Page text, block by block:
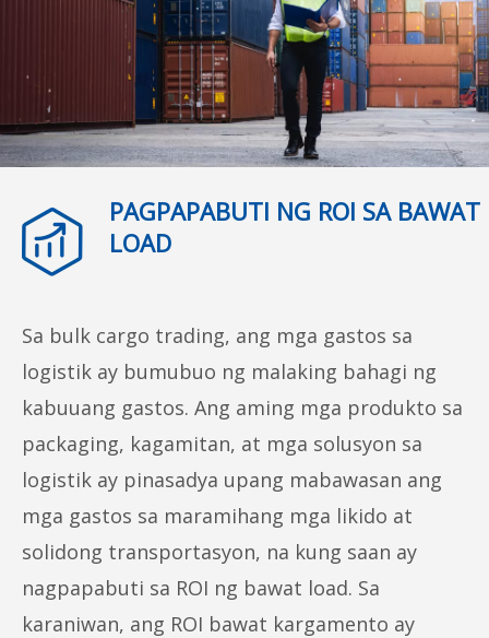
PAGPAPABUTI NG ROI SA BAWAT
LOAD
Sa bulk cargo trading, ang mga gastos sa
logistik ay bumubuo ng malaking bahagi ng
kabuuang gastos. Ang aming mga produkto sa
packaging, kagamitan, at mga solusyon sa
logistik ay pinasadya upang mabawasan ang
mga gastos sa maramihang mga likido at
solidong transportasyon, na kung saan ay
nagpapabuti sa ROI ng bawat load. Sa
karaniwan, ang ROI bawat kargamento ay